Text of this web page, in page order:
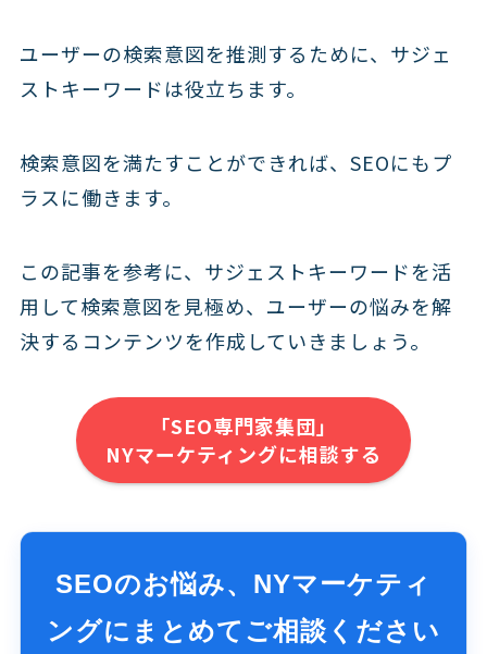
ユーザーの検索意図を推測するために、サジェ
ストキーワードは役立ちます。
検索意図を満たすことができれば、SEOにもプ
ラスに働きます。
この記事を参考に、サジェストキーワードを活
用して検索意図を見極め、ユーザーの悩みを解
決するコンテンツを作成していきましょう。
「SEO専門家集団」
NYマーケティングに相談する
SEOのお悩み、NYマーケティ
ングにまとめてご相談ください